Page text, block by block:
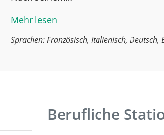
Mehr lesen
Sprachen: Französisch, Italienisch, Deutsch,
Berufliche